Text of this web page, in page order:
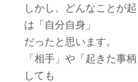
しかし、どんなことが
は「自分自身」
だったと思います。
「相手」や「起きた事
しても